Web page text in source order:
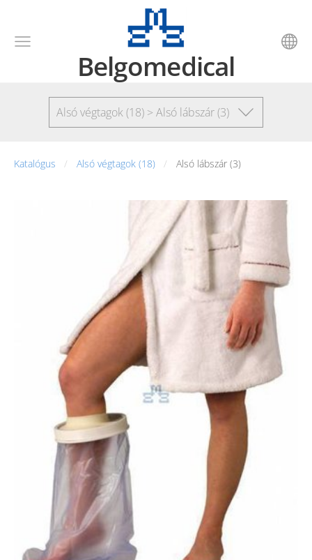
Belgomedical
Alsó végtagok (18) > Alsó lábszár (3)
Katalógus Alsó végtagok (18) Alsó lábszár (3)